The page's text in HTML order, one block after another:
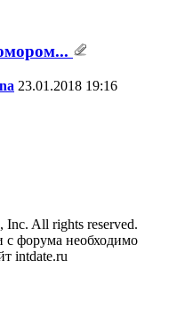
23.01.2018 19:16
All rights reserved.
с форума необходимо
intdate.ru